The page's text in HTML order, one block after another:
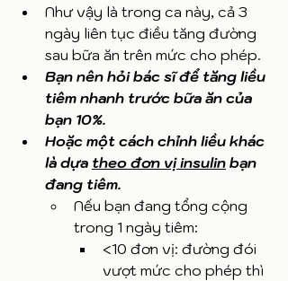
Như vậy là trong ca này, cả 3
ngày liên tục điều tăng đường
sau bữa ăn trên mức cho phép.
Bạn nên hỏi bác sĩ để tăng liều
tiêm nhanh trước bữa ăn của
bạn 10%.
Hoặc một cách chỉnh liều khác
là dựa theo đơn vị insulin bạn
đang tiêm.
Nếu bạn đang tổng cộng
trong 1 ngày tiêm:
<10 đơn vị: đường đói
vượt mức cho phép thì